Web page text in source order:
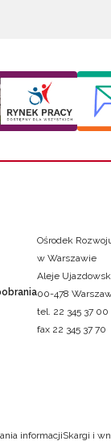
Ośrodek
w Warszawie
Aleje
00-478
tel. 22 345 37 00
fax 22 345 37 70
informacjiSkargi i